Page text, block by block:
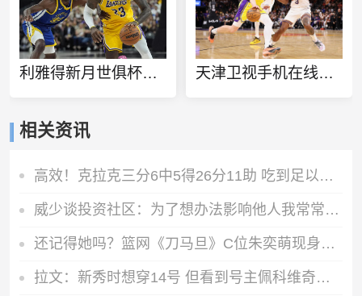
利雅得新月世俱杯阵容 天津卫视手机在线直播
相关资讯
高效！克拉克三分6中5得26分11助 吃到足以被禁赛的第8T&后被取消
威少谈投资社区：为了想办法影响他人我常常彻夜难眠
还记得她吗？篮网《刀马旦》C位朱奕萌现身AUBL 献跳《舞娘》
拉文：新秀时想穿14号 但看到号主佩科维奇引体25个一组就放弃了